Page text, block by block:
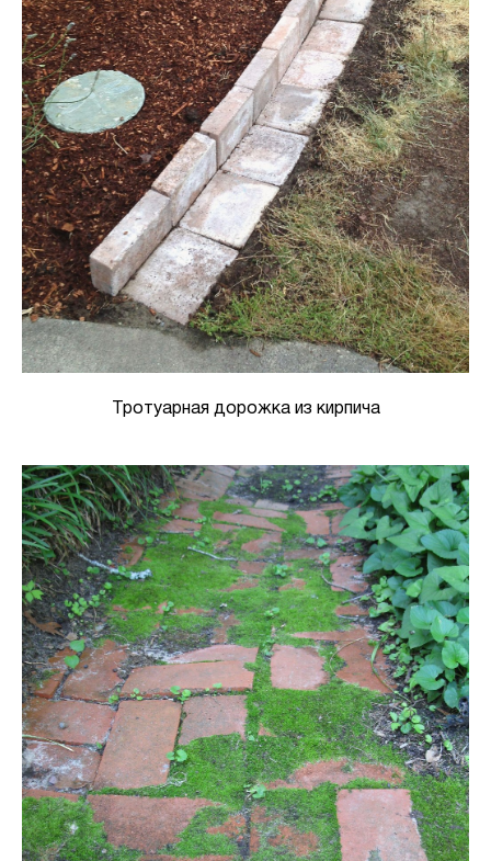
Тротуарная дорожка из кирпича